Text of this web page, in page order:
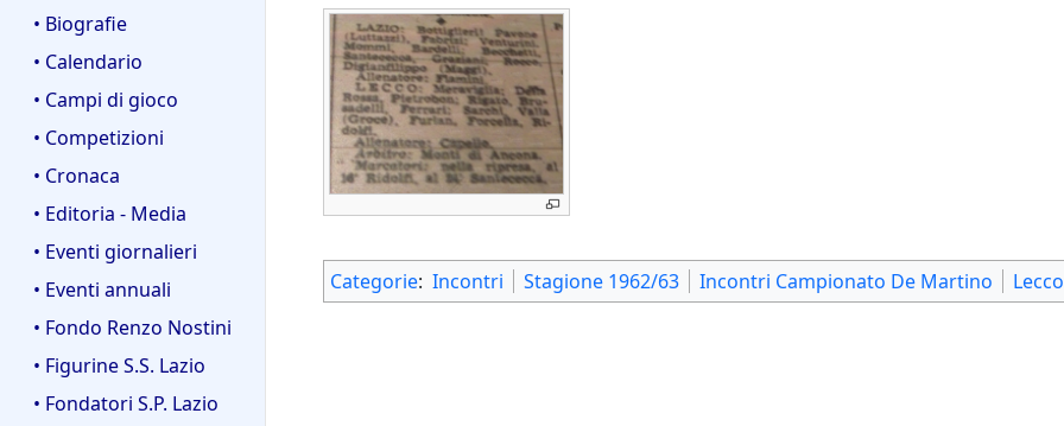
• Biografie
• Calendario
• Campi di gioco
• Competizioni
• Cronaca
• Editoria - Media
• Eventi giornalieri
• Eventi annuali
• Fondo Renzo Nostini
• Figurine S.S. Lazio
• Fondatori S.P. Lazio
Categorie: Incontri Stagione 1962/63 Incontri Campionato De Martino